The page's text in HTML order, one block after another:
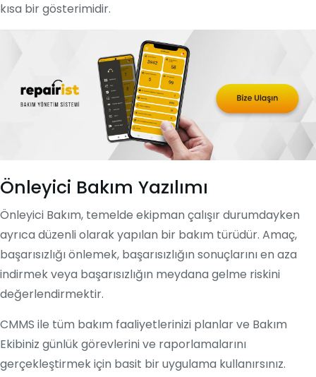
kısa bir gösterimidir.
Önleyici Bakım Yazılımı
Önleyici Bakım, temelde ekipman çalışır durumdayken
ayrıca düzenli olarak yapılan bir bakım türüdür. Amaç,
başarısızlığı önlemek, başarısızlığın sonuçlarını en aza
indirmek veya başarısızlığın meydana gelme riskini
değerlendirmektir.
CMMS ile tüm bakım faaliyetlerinizi planlar ve Bakım
Ekibiniz günlük görevlerini ve raporlamalarını
gerçekleştirmek için basit bir uygulama kullanırsınız.